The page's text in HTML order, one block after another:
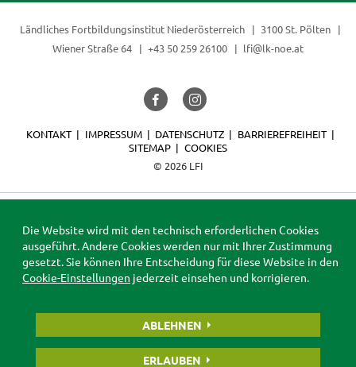
Ländliches Fortbildungsinstitut Niederösterreich
3100 St. Pölten
Wiener Straße 64
+43 50 259 26100 lfi@lk-noe.at
© 2026 LFI
KONTAKT IMPRESSUM DATENSCHUTZ
BARRIEREFREIHEIT
SITEMAP
COOKIES
Die Website wird mit den technisch erforderlichen Cookies
ausgeführt. Andere Cookies werden nur mit Ihrer Zustimmung
gesetzt. Sie können Ihre Entscheidung für diese Website in den
Cookie-Einstellungen jederzeit einsehen und korrigieren.
ABLEHNEN
ERLAUBEN